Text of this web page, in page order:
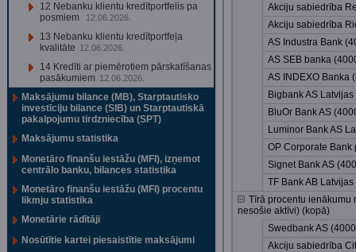
12 Nebanku klientu kredītportfelis pa
posmiem
12.06.2026.
13 Nebanku klientu kredītportfeļa
kvalitāte 12.06.2026.
14 Kredīti ar piemērotiem pārskatīšanas
pasākumiem 12.06.2026.
Maksājumu bilance (MB), Starptautisko
investīciju bilance (SIB) un Starptautiskā
pakalpojumu tirdzniecība (SPT)
Maksājumu statistika
Monetāro finanšu iestāžu (MFI), izņemot
centrālo banku, bilances statistika
Monetāro finanšu iestāžu (MFI) procentu
likmju statistika
Monetārie rādītāji
Nosūtītie kartei piesaistītie maksājumi
Akciju sabiedrība
Akciju sabiedrība
AS Industra Bank
AS SEB banka
AS INDEXO Banka
Bigbank AS
BluOr Bank AS
Luminor Bank AS
OP Corporate
Signet Bank AS
TF Bank AB
Tīrā procentu ienākumu
nesošie aktīvi) (kopā)
Swedbank AS
Akciju sabiedrība